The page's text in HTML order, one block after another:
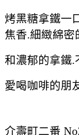
烤黑糖拿鐵一
焦香.細緻綿密
和濃郁的拿鐵.
愛喝咖啡的朋
介壽町二番